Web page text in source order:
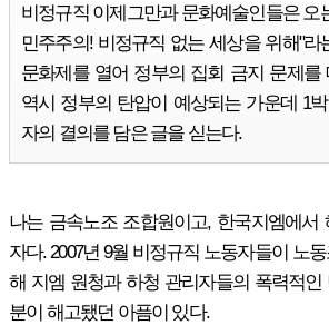
비정규직 이제그만과 문화예술인들은 오
민주주의! 비정규직 없는 세상을 위해"라
문화제를 열어 정부의 집회 금지 문제를
역시 정부의 탄압이 예상되는 가운데 1
자의 결의를 담은 글을 싣는다.
나는 금속노조 조합원이고, 한국지엠에서
자다. 2007년 9월 비정규직 노동자들이 노
해 지엠 원청과 하청 관리자들의 폭력적
분이 해고됐던 아픔이 있다.